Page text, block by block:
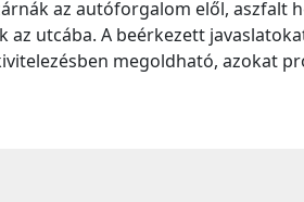
az autóforgalom elől, aszfalt
utcába. A beérkezett
megoldható, azokat